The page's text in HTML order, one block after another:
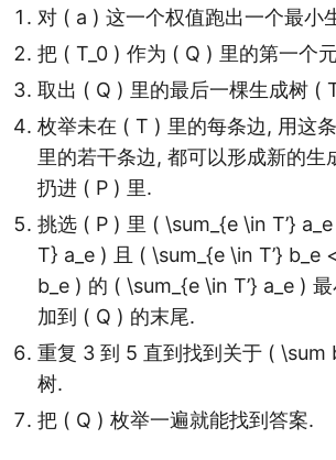
对 ( a ) 这一个权值跑出一个最小
把 ( T_0 ) 作为 ( Q ) 里的第一个
取出 ( Q ) 里的最后一棵生成树 (
枚举未在 ( T ) 里的每条边, 用这
里的若干条边, 都可以形成新的生
扔进 ( P ) 里.
挑选 ( P ) 里 ( \sum_{e \in T’}
T} a_e ) 且 ( \sum_{e \in T’} b_e
b_e ) 的 ( \sum_{e \in T’} a_e )
加到 ( Q ) 的末尾.
重复 3 到 5 直到找到关于 ( \sum
树.
把 ( Q ) 枚举一遍就能找到答案.